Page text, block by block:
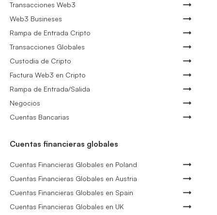
Transacciones Web3
Web3 Busineses
Rampa de Entrada Cripto
Transacciones Globales
Custodia de Cripto
Factura Web3 en Cripto
Rampa de Entrada/Salida
Negocios
Cuentas Bancarias
Cuentas financieras globales
Cuentas Financieras Globales en Poland
Cuentas Financieras Globales en Austria
Cuentas Financieras Globales en Spain
Cuentas Financieras Globales en UK